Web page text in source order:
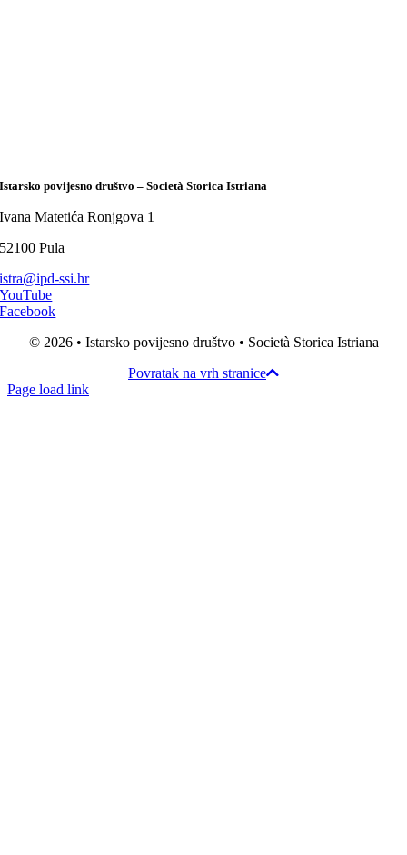
Istarsko povijesno društvo – Società Storica Istriana
Ivana Matetića Ronjgova 1
52100 Pula
istra@ipd-ssi.hr
YouTube
Facebook
© 2026 • Istarsko povijesno društvo • Società Storica Istriana
Povratak na vrh stranice
Page load link